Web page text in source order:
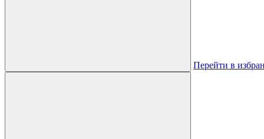
Перейти в